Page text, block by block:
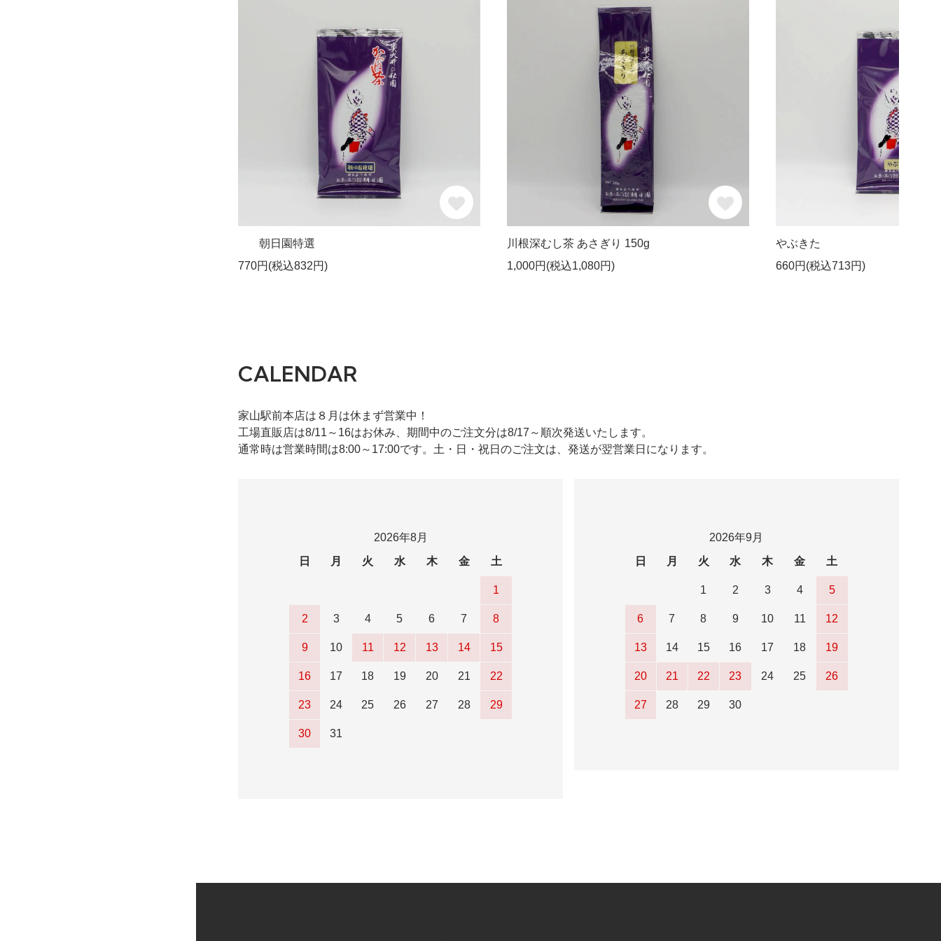
朝日園特選
770円(税込832円)
川根深むし茶 あさぎり 150g
1,000円(税込1,080円)
やぶきた
660円(税込713円)
CALENDAR
家山駅前本店は８月は休まず営業中！
工場直販店は8/11～16はお休み、期間中のご注文分は8/17～順次発送いたします。
通常時は営業時間は8:00～17:00です。土・日・祝日のご注文は、発送が翌営業日になります。
2026年8月
日
月 火 水 木 金 土
1
2 3 4 5 6 7 8
9 10 11 12 13 14 15
16 17 18 19 20 21 22
23 24 25 26 27 28 29
30 31
2026年9月
日
月 火 水 木 金 土
1 2 3 4 5
6 7 8 9 10 11 12
13 14 15 16 17 18 19
20 21 22 23 24 25 26
27 28 29 30